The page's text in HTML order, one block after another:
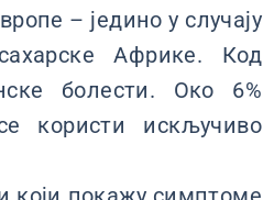
– једино у случају
Африке. Код
болести. Око 6%
користи искључиво